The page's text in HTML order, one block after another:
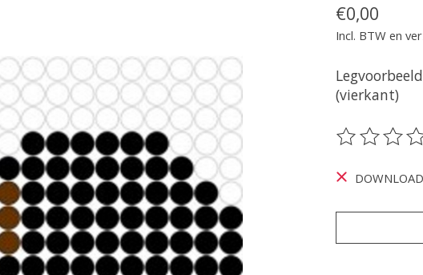
€0,00
Incl. BTW en
(vierkant)
De